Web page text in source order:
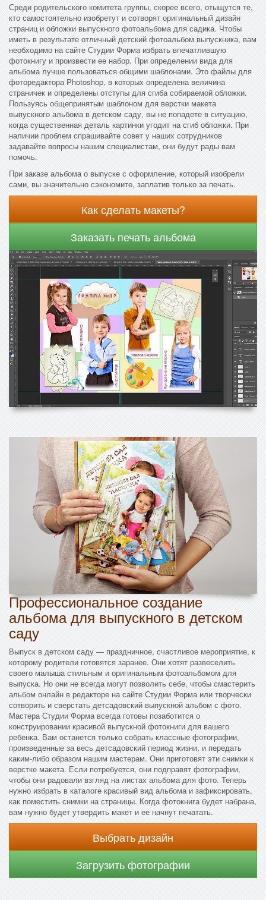
Среди родительского комитета группы, скорее всего, отыщутся те,
кто самостоятельно изобретут и сотворят оригинальный дизайн
страниц и обложки выпускного фотоальбома для садика. Чтобы
иметь в результате отличный детский фотоальбом выпускника, вам
необходимо на сайте Студии Форма избрать впечатлившую
фотокнигу и произвести ее набор. При определении вида для
альбома лучше пользоваться общими шаблонами. Это файлы для
фоторедактора Photoshop, в которых определена величина
страничек и определены отступы для сгиба собираемой обложки.
Пользуясь общепринятым шаблоном для верстки макета
выпускного альбома в детском саду, вы не попадете в ситуацию,
когда существенная деталь картинки угодит на сгиб обложки. При
наличии проблем спрашивайте совет у наших сотрудников
задавайте вопросы нашим специалистам, они будут рады вам
помочь.
При заказе альбома о выпуске с оформление, который изобрели
сами, вы значительно сэкономите, заплатив только за печать.
Как сделать макеты?
Заказать печать альбома
Профессиональное создание
альбома для выпускного в детском
саду
Выпуск в детском саду — праздничное, счастливое мероприятие, к
которому родители готовятся заранее. Они хотят развеселить
своего малыша стильным и оригинальным фотоальбомом для
выпуска. Но они не всегда могут позволить себе, чтобы смастерить
альбом онлайн в редакторе на сайте Студии Форма или творчески
сотворить и сверстать детсадовский выпускной альбом с фото.
Мастера Студии Форма всегда готовы позаботится о
конструировании красивой выпускной фотокниги для вашего
ребенка. Вам останется только собрать классные фотографии,
произведенные за весь детсадовский период жизни, и передать
каким-либо образом нашим мастерам. Они приготовят эти снимки к
верстке макета. Если потребуется, они подправят фотографии,
чтобы они радовали взгляд на листах альбома для фото. Теперь
нужно избрать в каталоге красивый вид альбома и зафиксировать,
как поместить снимки на страницы. Когда фотокнига будет набрана,
вам нужно будет утвердить макет и ее начнут печатать.
Выбрать дизайн
Загрузить фотографии